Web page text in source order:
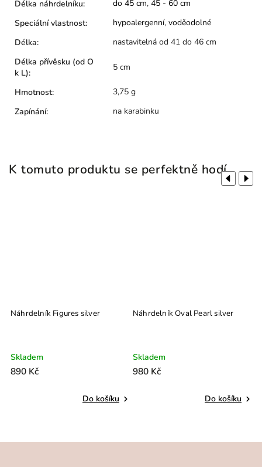
Délka náhrdelníku: do 45 cm, 45 - 60 cm
Speciální vlastnost: hypoalergenní, voděodolné
Délka:
nastavitelná od 41 do 46 cm
Délka přívěsku (od O
k L):
5 cm
Hmotnost:
3,75 g
Zapínání: na karabinku
K tomuto produktu se perfektně hodí
Previous
Náhrdelník Figures silver
Skladem
890 Kč
Do košíku
Náhrdelník Oval Pearl silver
Skladem
980 Kč
Do košíku
Next